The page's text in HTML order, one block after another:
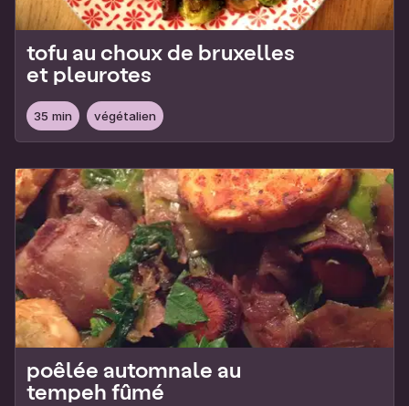
tofu au choux de bruxelles
et pleurotes
35 min végétalien
poêlée automnale au
tempeh fûmé